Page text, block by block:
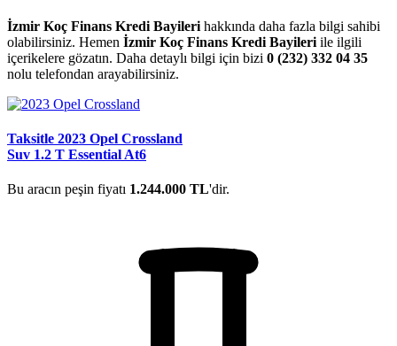
İzmir Koç Finans Kredi Bayileri hakkında daha fazla bilgi sahibi
olabilirsiniz. Hemen İzmir Koç Finans Kredi Bayileri ile ilgili
içerikelere gözatın. Daha detaylı bilgi için bizi 0 (232) 332 04 35
nolu telefondan arayabilirsiniz.
Taksitle 2023 Opel Crossland
Suv 1.2 T Essential At6
Bu aracın peşin fiyatı 1.244.000 TL'dir.